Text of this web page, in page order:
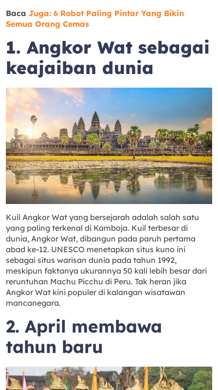
Baca Juga: 6 Robot Paling Pintar Yang Bikin
Semua Orang Cemas
1. Angkor Wat sebagai
keajaiban dunia
Kuil Angkor Wat yang bersejarah adalah salah satu
yang paling terkenal di Kamboja. Kuil terbesar di
dunia, Angkor Wat, dibangun pada paruh pertama
abad ke-12. UNESCO menetapkan situs kuno ini
sebagai situs warisan dunia pada tahun 1992,
meskipun faktanya ukurannya 50 kali lebih besar dari
reruntuhan Machu Picchu di Peru. Tak heran jika
Angkor Wat kini populer di kalangan wisatawan
mancanegara.
2. April membawa
tahun baru